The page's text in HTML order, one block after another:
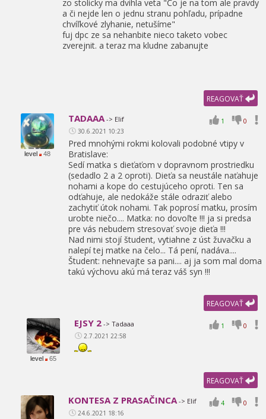
zo stolicky ma dvihla veta "Čo je na tom ale pravdy
a či nejde len o jednu stranu pohľadu, prípadne
chvíľkové zlyhanie, netušíme"
fuj dpc ze sa nehanbite nieco taketo vobec
zverejnit. a teraz ma kludne zabanujte
REAGOVAŤ
level 48
1 0
TADAAA -> Elif
30.6.2021 10:23
Pred mnohými rokmi kolovali podobné vtipy v
Bratislave:
Sedí matka s dieťaťom v dopravnom prostriedku
(sedadlo 2 a 2 oproti). Dieťa sa neustále naťahuje
nohami a kope do cestujúceho oproti. Ten sa
odťahuje, ale nedokáže stále odraziť alebo
zachytiť útok nohami. Tak poprosí matku, prosím
urobte niečo.... Matka: no dovoľte !!! ja si predsa
pre vás nebudem stresovať svoje dieťa !!!
Nad nimi stojí študent, vytiahne z úst žuvačku a
nalepí tej matke na čelo... Tá pení, nadáva....
Študent: nehnevajte sa pani.... aj ja som mal doma
takú výchovu akú má teraz váš syn !!!
REAGOVAŤ
level 65
1 0
EJSY 2 -> Tadaaa
2.7.2021 22:58
REAGOVAŤ
4 0
KONTESA Z PRASAČINCA -> Elif
24.6.2021 18:16